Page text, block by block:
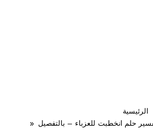
الرئيسية
حلم انخطبت للعزباء – بالتفصيل